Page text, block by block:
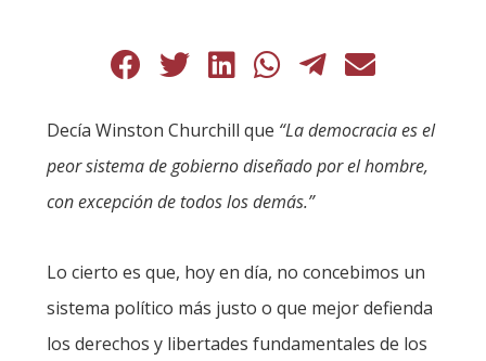
Decía Winston Churchill que “La democracia es el
peor sistema de gobierno diseñado por el hombre,
con excepción de todos los demás.”
Lo cierto es que, hoy en día, no concebimos un
sistema político más justo o que mejor defienda
los derechos y libertades fundamentales de los